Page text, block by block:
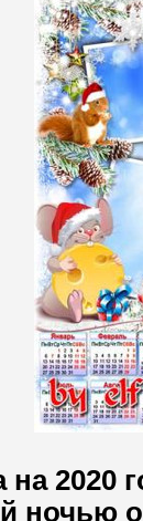
2020
ночью